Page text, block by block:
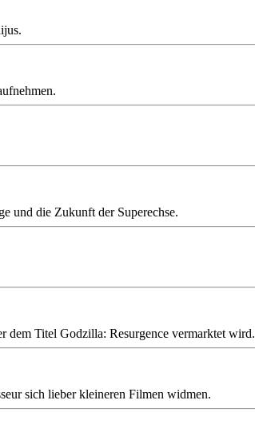
und die Zukunft der Superechse.
dem Titel Godzilla: Resurgence vermarktet wird.
sich lieber kleineren Filmen widmen.